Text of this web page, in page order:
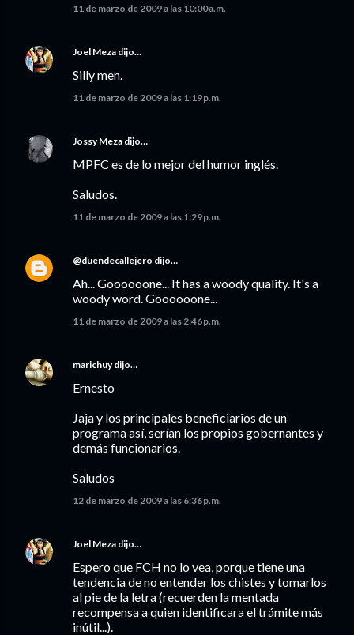
11 de marzo de 2009 a las 10:00 a.m.
Joel Meza dijo…
Silly men.
11 de marzo de 2009 a las 1:19 p.m.
Jossy Meza dijo…
MPFC es de lo mejor del humor inglés.
Saludos.
11 de marzo de 2009 a las 1:29 p.m.
@duendecallejero dijo…
Ah... Goooooone... It has a woody quality. It's a
woody word. Goooooone...
11 de marzo de 2009 a las 2:46 p.m.
marichuydijo…
Ernesto
Jaja y los principales beneficiarios de un
programa así, serían los propios gobernantes y
demás funcionarios.
Saludos
12 de marzo de 2009 a las 6:36 p.m.
Joel Meza dijo…
Espero que FCH no lo vea, porque tiene una
tendencia de no entender los chistes y tomarlos
al pie de la letra (recuerden la mentada
recompensa a quien identificara el trámite más
inútil...).